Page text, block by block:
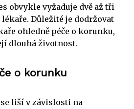
obvykle vyžaduje dvě až tři
Důležité je dodržovat
ohledně péče o korunku,
dlouhá životnost.
o korunku
liší v závislosti na